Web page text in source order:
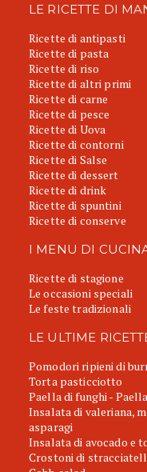
LE RICETTE DI
Ricette di antipasti
Ricette di pasta
Ricette di riso
Ricette di altri primi
Ricette di carne
Ricette di pesce
Ricette di Uova
Ricette di contorni
Ricette di Salse
Ricette di dessert
Ricette di drink
Ricette di spuntini
Ricette di conserve
I MENU DI
Ricette di stagione
Le occasioni speciali
Le feste tradizionali
LE ULTIME
Pomodori ripieni di
Torta pasticciotto
Paella di funghi -
Insalata di valeriana,
asparagi
Insalata di avocado e
Crostoni di